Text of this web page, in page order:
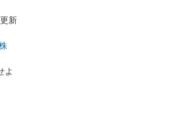
新
よ